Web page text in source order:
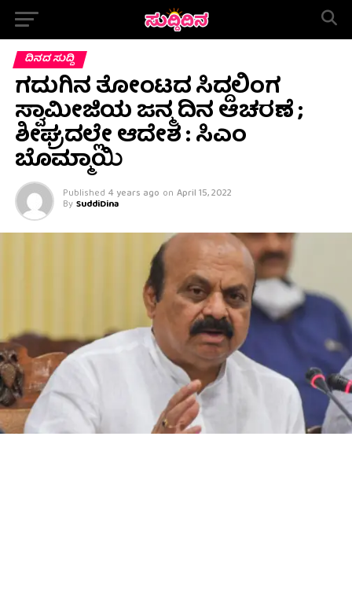
ದಿನದ ಸುದ್ದಿ
ಗದುಗಿನ ತೋಂಟದ ಸಿದ್ದಲಿಂಗ
ಸ್ವಾಮೀಜಿಯ ಜನ್ಮ ದಿನ ಆಚರಣೆ ;
ಶೀಘ್ರದಲ್ಲೇ ಆದೇಶ : ಸಿಎಂ
ಬೊಮ್ಮಾಯಿ
Published 4 years ago on April 15, 2022
By SuddiDina